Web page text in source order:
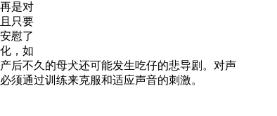
是对
只要
慰了
，如
后不久的母犬还可能发生吃仔的悲导剧。对声
须通过训练来克服和适应声音的刺激。